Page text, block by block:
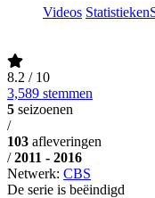
Videos Statistieken
8.2 / 10
3,589 stemmen
5 seizoenen
/
103 afleveringen
/ 2011 - 2016
Netwerk: CBS
De serie is beëindigd